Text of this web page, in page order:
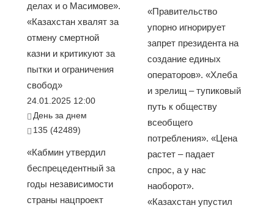
делах и о Масимове».
«Казахстан хвалят за
отмену смертной
казни и критикуют за
пытки и ограничения
свобод»
24.01.2025 12:00
День за днем
135 (42489)
«Кабмин утвердил
беспрецедентный за
годы независимости
страны нацпроект
«Правительство
упорно игнорирует
запрет президента на
создание единых
операторов». «Хлеба
и зрелищ – тупиковый
путь к обществу
всеобщего
потребления». «Цена
растет – падает
спрос, а у нас
наоборот».
«Казахстан упустил